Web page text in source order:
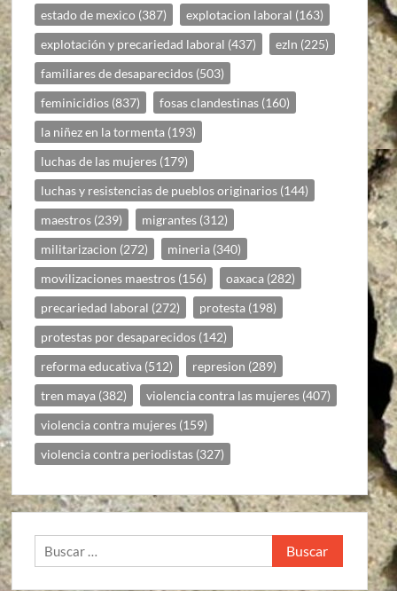
estado de mexico (387) explotacion laboral (163)
explotación y precariedad laboral (437) ezln (225)
familiares de desaparecidos (503)
feminicidios (837) fosas clandestinas (160)
la niñez en la tormenta (193)
luchas de las mujeres (179)
luchas y resistencias de pueblos originarios (144)
maestros (239) migrantes (312)
militarizacion (272) mineria (340)
movilizaciones maestros (156) oaxaca (282)
precariedad laboral (272) protesta (198)
protestas por desaparecidos (142)
reforma educativa (512) represion (289)
tren maya (382) violencia contra las mujeres (407)
violencia contra mujeres (159)
violencia contra periodistas (327)
Buscar: